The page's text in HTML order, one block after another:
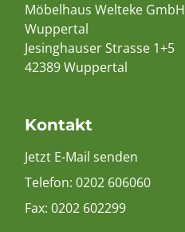
Möbelhaus Welteke GmbH
Wuppertal
Jesinghauser Strasse 1+5
42389 Wuppertal
Kontakt
Jetzt E-Mail senden
Telefon: 0202 606060
Fax: 0202 602299